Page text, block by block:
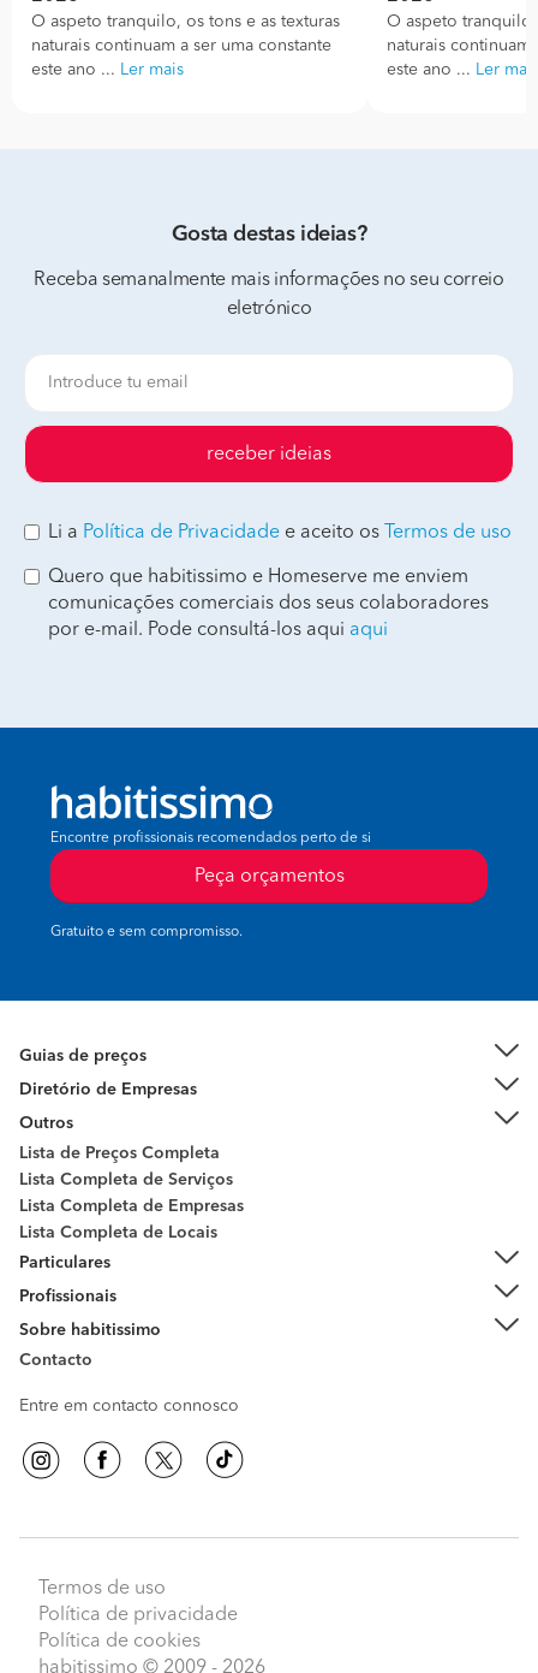
O aspeto tranquilo, os tons e as texturas
naturais continuam a ser uma constante
este ano ... Ler mais
O aspeto
naturais continuam
este ano ... Ler mais
Gosta destas ideias?
Receba semanalmente mais informações no seu correio
eletrónico
receber ideias
Li a Política de Privacidade e aceito os Termos de uso
Quero que habitissimo e Homeserve me enviem
comunicações comerciais dos seus colaboradores
por e-mail. Pode consultá-los aqui aqui
Encontre profissionais recomendados perto de si
Peça orçamentos
Gratuito e sem compromisso.
Guias de preços
Diretório de Empresas
Outros
Lista de Preços Completa
Lista Completa de Serviços
Lista Completa de Empresas
Lista Completa de Locais
Particulares
Profissionais
Sobre habitissimo
Contacto
Entre em contacto connosco
Termos de uso
Política de privacidade
Política de cookies
habitissimo © 2009 - 2026